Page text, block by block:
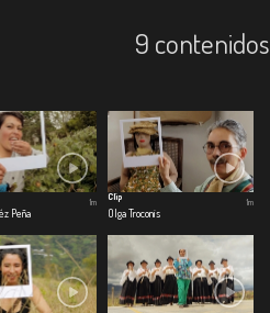
9 contenidos
Peña
1m
Clip
Olga Troconis
1m